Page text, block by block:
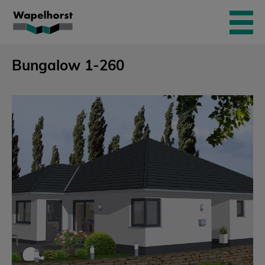
Skip
Bungalow 1-260